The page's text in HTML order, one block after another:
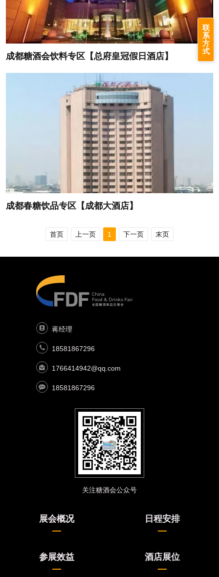
成都糖酒会饮料专区【总府皇冠假日酒店】
成都春糖饮品专区【成都大酒店】
首页 上一页 1 下一页 末页
蒋经理
18581867296
1766414942@qq.com
18581867296
关注糖酒会公众号
展会概况 日程安排
参展效益 酒店展位
联
系
方
式